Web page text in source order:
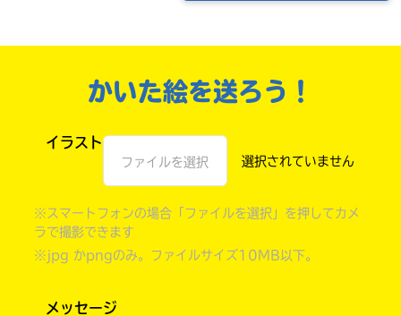
かいた絵を送ろう！
イラスト
ファイルを選択
※スマートフォンの場合「ファイルを選択」を押してカメ
ラで撮影できます
※jpg かpngのみ。ファイルサイズ10MB以下。
メッセージ